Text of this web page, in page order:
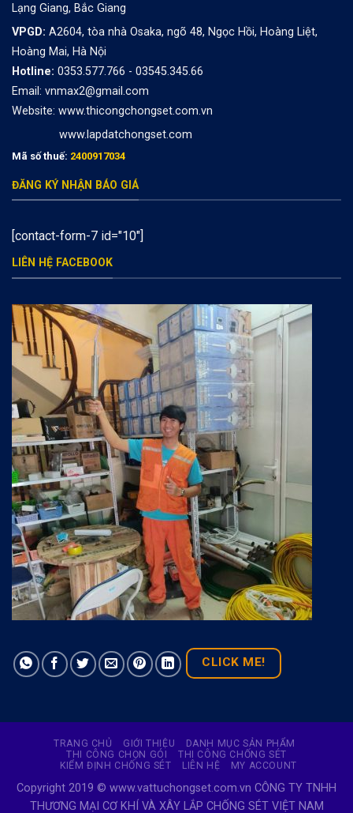
Lạng Giang, Bắc Giang
VPGD: A2604, tòa nhà Osaka, ngõ 48, Ngọc Hồi, Hoàng Liệt,
Hoàng Mai, Hà Nội
Hotline: 0353.577.766 - 03545.345.66
Email: vnmax2@gmail.com
Website: www.thicongchongset.com.vn
www.lapdatchongset.com
Mã số thuế: 2400917034
ĐĂNG KÝ NHẬN BÁO GIÁ
[contact-form-7 id="10"]
LIÊN HỆ FACEBOOK
CLICK ME!
TRANG CHỦ GIỚI THIỆU
DANH MỤC SẢN PHẨM
THI CÔNG CHỌN GÓI
THI CÔNG CHỐNG SÉT
KIỂM ĐỊNH CHỐNG SÉT
LIÊN HỆ MY ACCOUNT
Copyright 2019 © www.vattuchongset.com.vn CÔNG TY TNHH
THƯƠNG MẠI CƠ KHÍ VÀ XÂY LẮP CHỐNG SÉT VIỆT NAM